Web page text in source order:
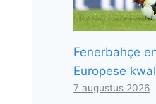
Fenerbahçe
Europese
7 augustus 2026